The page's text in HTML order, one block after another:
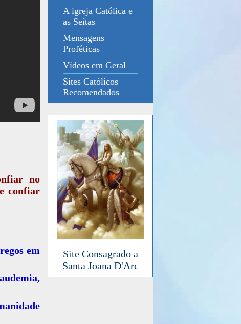
no
confiar
em
A igreja Católica e
as Seitas
Mensagens
Proféticas
Vídeos em Geral
Sites Católicos
Recomendados
Site Consagrado a
Santa Joana D'Arc